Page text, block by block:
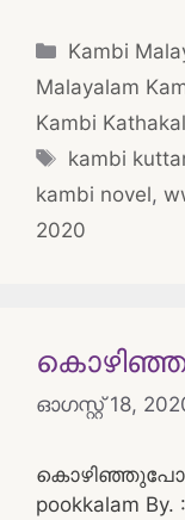
Categories
Kambi
Malayalam
Kambi Kathakal
Tags
kambi
kambi novel,
2020
ഓഗസ്റ്റ്‌ 18,
കൊഴിഞ്ഞുപോയ
pookkalam